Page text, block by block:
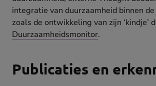
integratie van duurzaamheid binnen
zoals de ontwikkeling van zijn ‘kindje’
Duurzaamheidsmonitor.
Publicaties en